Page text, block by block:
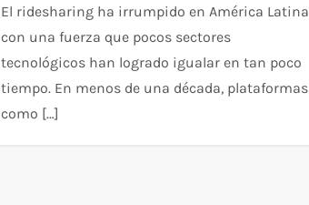
El ridesharing ha irrumpido en América Latina
con una fuerza que pocos sectores
tecnológicos han logrado igualar en tan poco
tiempo. En menos de una década, plataformas
como […]